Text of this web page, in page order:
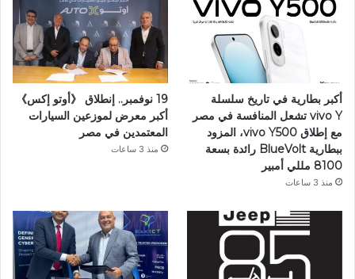
أكبر بطارية في تاريخ سلسلة
vivo Y تشعل المنافسة في مصر
مع إطلاق vivo Y500، المزود
ببطارية BlueVolt رائدة بسعة
8100 مللي أمبير
منذ 3 ساعات
19 نوفمبر.. إنطلاق 《أوتو إكس》
أكبر معرض لموزعين السيارات
المعتمدين في مصر
منذ 3 ساعات